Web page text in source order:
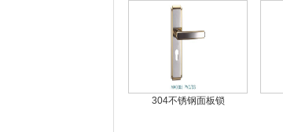
304不锈钢面板锁